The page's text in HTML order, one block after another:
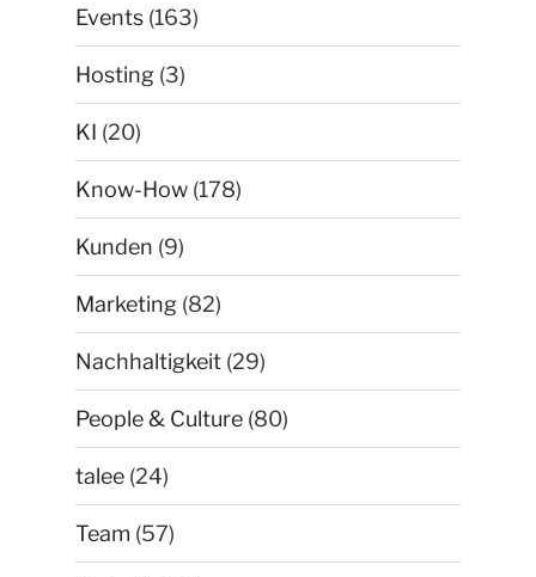
Events (163)
Hosting (3)
KI (20)
Know-How (178)
Kunden (9)
Marketing (82)
Nachhaltigkeit (29)
People & Culture (80)
talee (24)
Team (57)